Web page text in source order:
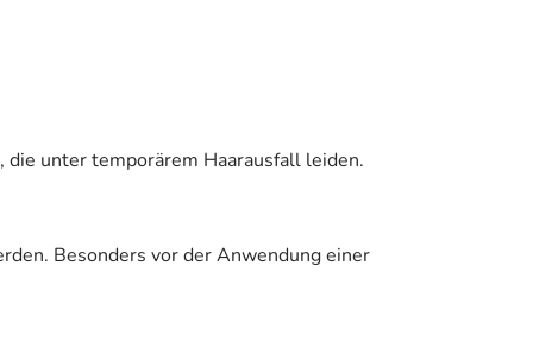
unter temporärem Haarausfall leiden.
Besonders vor der Anwendung einer